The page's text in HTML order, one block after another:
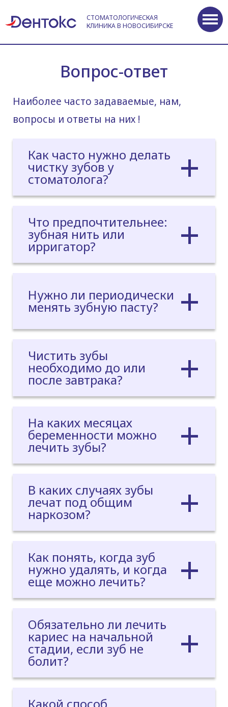
СТОМАТОЛОГИЧЕСКАЯ
КЛИНИКА В НОВОСИБИРСКЕ
Вопрос-ответ
Наиболее часто задаваемые, нам,
вопросы и ответы на них !
Как часто нужно делать
чистку зубов у
стоматолога?
Что предпочтительнее:
зубная нить или
ирригатор?
Нужно ли периодически
менять зубную пасту?
Чистить зубы
необходимо до или
после завтрака?
На каких месяцах
беременности можно
лечить зубы?
В каких случаях зубы
лечат под общим
наркозом?
Как понять, когда зуб
нужно удалять, и когда
еще можно лечить?
Обязательно ли лечить
кариес на начальной
стадии, если зуб не
болит?